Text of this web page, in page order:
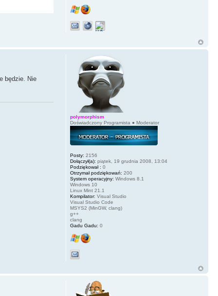
będzie. Nie
polymorphism
Doświadczony Programista ● Moderator
Posty: 2156
Dołączył(a): piątek, 19 grudnia 2008, 13:04
Podziękował : 0
Otrzymał podziękowań: 200
System operacyjny: Windows 8.1
Windows 10
Linux Mint 21.1
Kompilator: Visual Studio
Visual Studio Code
MSYS2 (MinGW, clang)
g++
clang
Gadu Gadu: 0